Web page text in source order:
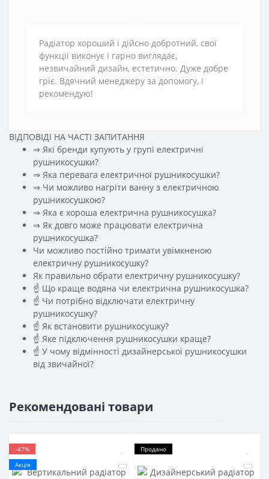
Радіатор хороший і дійсно добротний, свої
функції виконує і гарно виглядає,
незвичайний дизайн, естетично. Дуже добре
гріє. Вдячний менеджеру за допомогу, і
рекомендую!
ВІДПОВІДІ НА ЧАСТІ ЗАПИТАННЯ
⇒ Які бренди купують у групі електричні
рушникосушки?
⇒ Яка перевага електричної рушникосушки?
⇒ Чи можливо нагріти ванну з електричною
рушникосушкою?
⇒ Яка є хороша електрична рушникосушка?
⇒ Як довго може працювати електрична
рушникосушка?
Чи можливо постійно тримати увімкненою
електричну рушникосушку?
Як правильно обрати електричну рушникосушку?
☝ Що краще водяна чи електрична рушникосушка?
☝ Чи потрібно відключати електричну
рушникосушку?
☝ Як встановити рушникосушку?
☝ Яке підключення рушникосушки краще?
☝ У чому відмінності дизайнерської рушникосушки
від звичайної?
Рекомендовані товари
-47%
Акція
Продано